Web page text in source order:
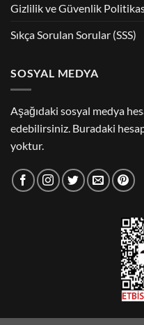
Gizlilik ve Güvenlik
Sıkça Sorulan Sorular (SSS)
SOSYAL MEDYA
Aşağıdaki sosyal medya
edebilirsiniz. Buradaki
yoktur.